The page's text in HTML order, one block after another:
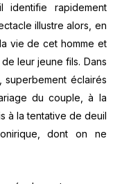
identifie rapidement
illustre alors, en
vie de cet homme et
leur jeune fils. Dans
éclairés
du couple, à la
à la tentative de deuil
dont on ne